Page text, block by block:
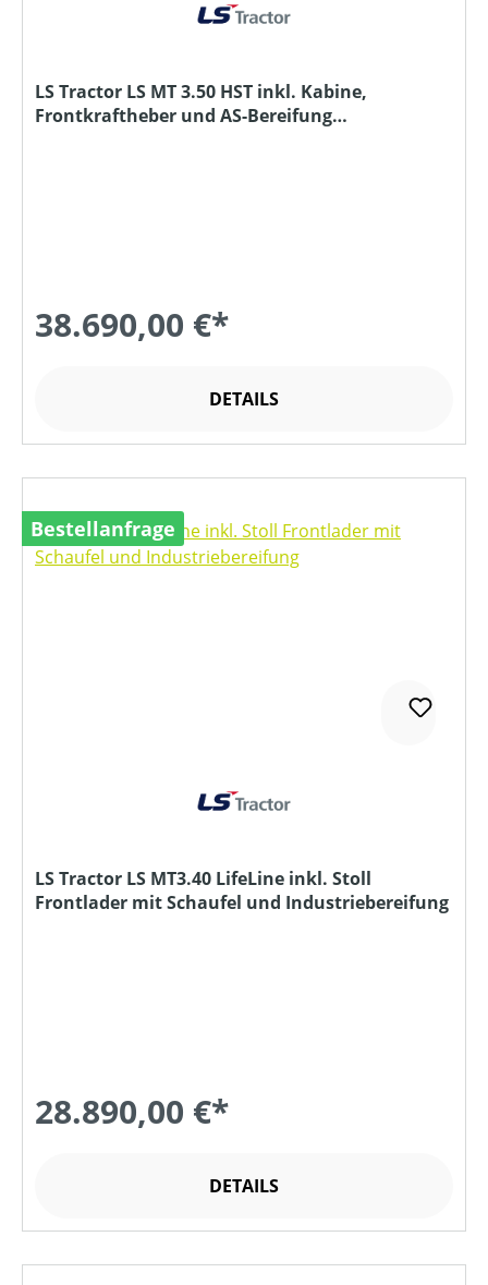
LS Tractor LS MT 3.50 HST inkl. Kabine,
Frontkraftheber und AS-Bereifung
38.690,00 €*
DETAILS
Bestellanfrage
LS Tractor LS MT3.40 LifeLine inkl. Stoll
Frontlader mit Schaufel und Industriebereifung
28.890,00 €*
DETAILS